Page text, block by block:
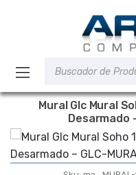
Mural Glc Mural
Desarmado